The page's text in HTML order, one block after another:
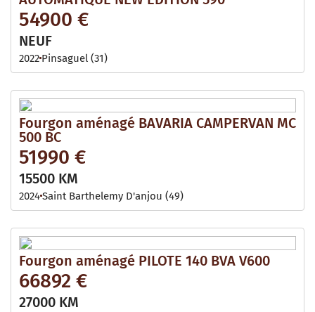
54900 €
NEUF
2022 Pinsaguel (31)
Fourgon aménagé BAVARIA CAMPERVAN MC
500 BC
51990 €
15500 KM
2024Saint Barthelemy D'anjou (49)
Fourgon aménagé PILOTE 140 BVA V600
66892 €
27000 KM